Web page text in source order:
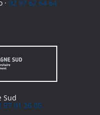
· 02 97 62 64 64
Sud
97 01 26 05